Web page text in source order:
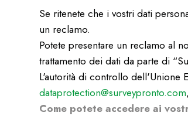
Se ritenete che i vostri dati
un reclamo.
Potete presentare un reclamo al
trattamento dei dati da parte di
L'autorità di controllo dell'Unione
dataprotection@surveypronto.com
Come potete accedere ai